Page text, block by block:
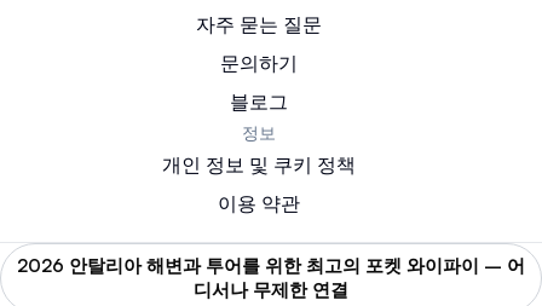
자주 묻는 질문
문의하기
블로그
정보
개인 정보 및 쿠키 정책
이용 약관
2026 안탈리아 해변과 투어를 위한 최고의 포켓 와이파이 – 어
디서나 무제한 연결